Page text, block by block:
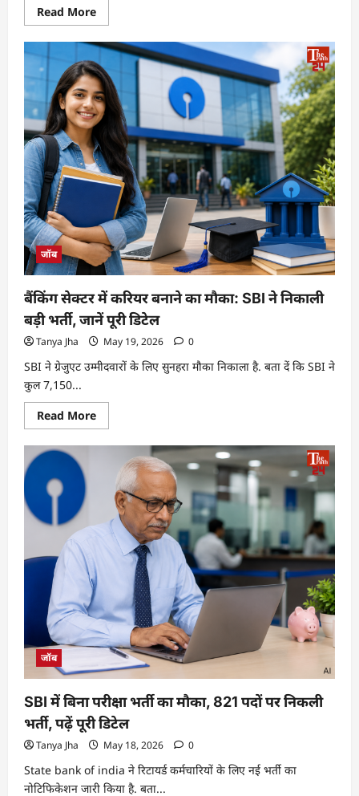
Read More
जॉब
बैंकिंग सेक्टर में करियर बनाने का मौका: SBI ने निकाली
बड़ी भर्ती, जानें पूरी डिटेल
Tanya Jha May 19, 2026 0
SBI ने ग्रेजुएट उम्मीदवारों के लिए सुनहरा मौका निकाला है. बता दें कि SBI ने
कुल 7,150...
Read More
जॉब
SBI में बिना परीक्षा भर्ती का मौका, 821 पदों पर निकली
भर्ती, पढ़ें पूरी डिटेल
Tanya Jha May 18, 2026 0
State bank of india ने रिटायर्ड कर्मचारियों के लिए नई भर्ती का
नोटिफिकेशन जारी किया है. बता...